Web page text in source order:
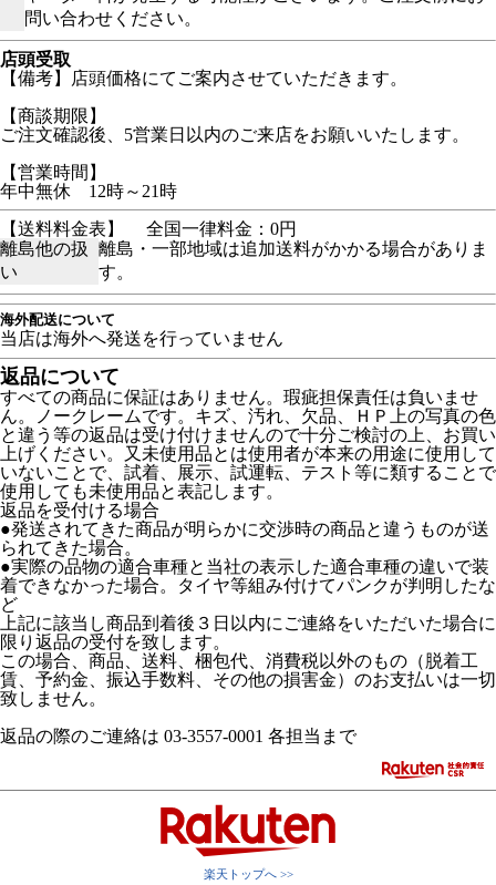
問い合わせください。
店頭受取
【備考】店頭価格にてご案内させていただきます。
【商談期限】
ご注文確認後、5営業日以内のご来店をお願いいたします。
【営業時間】
年中無休 12時～21時
【送料料金表】
全国一律料金：0円
離島他の扱
い
離島・一部地域は追加送料がかかる場合がありま
す。
海外配送について
当店は海外へ発送を行っていません
返品について
すべての商品に保証はありません。瑕疵担保責任は負いませ
ん。ノークレームです。キズ、汚れ、欠品、ＨＰ上の写真の色
と違う等の返品は受け付けませんので十分ご検討の上、お買い
上げください。又未使用品とは使用者が本来の用途に使用して
いないことで、試着、展示、試運転、テスト等に類することで
使用しても未使用品と表記します。
返品を受付ける場合
●発送されてきた商品が明らかに交渉時の商品と違うものが送
られてきた場合。
●実際の品物の適合車種と当社の表示した適合車種の違いで装
着できなかった場合。タイヤ等組み付けてパンクが判明したな
ど
上記に該当し商品到着後３日以内にご連絡をいただいた場合に
限り返品の受付を致します。
この場合、商品、送料、梱包代、消費税以外のもの（脱着工
賃、予約金、振込手数料、その他の損害金）のお支払いは一切
致しません。
返品の際のご連絡は 03-3557-0001 各担当まで
楽天トップへ >>